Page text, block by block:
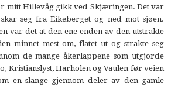
mitt Hillevåg gikk ved Skjæringen. Det var
seg fra Eikeberget og ned mot sjøen.
var det at den ene enden av den utstrakte
minnet mest om, flatet ut og strakte seg
de mange åkerlappene som utgjorde
Kristianslyst, Harholen og Vaulen før veien
en slange gjennom deler av den gamle